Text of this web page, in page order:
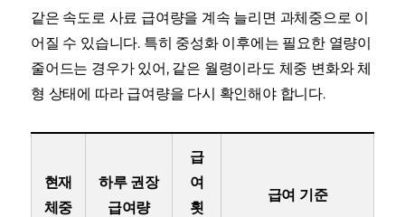
같은 속도로 사료 급여량을 계속 늘리면 과체중으로 이
어질 수 있습니다. 특히 중성화 이후에는 필요한 열량이
줄어드는 경우가 있어, 같은 월령이라도 체중 변화와 체
형 상태에 따라 급여량을 다시 확인해야 합니다.
현재
체중
하루 권장
급여량
급
여
횟
급여 기준